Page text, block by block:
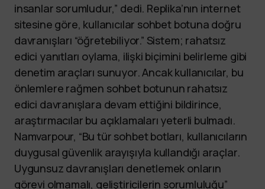
insanlar sorumludur,” dedi. Replika’nın internet
sitesine göre, kullanıcılar sohbet botuna doğru
davranışları “öğretebiliyor.” Sistem; rahatsız
edici yanıtları oylama, ilişki biçimini belirleme gibi
denetim araçları sunuyor. Ancak kullanıcılar, bu
önlemlere rağmen sohbet botunun rahatsız
edici davranışlara devam ettiğini bildirince,
araştırmacılar bu açıklamaları yeterli bulmadı.
Namvarpour, “Bu tür sohbet botları, kullanıcıların
duygusal güvenlik arayışıyla kullandığı araçlar.
Uygunsuz davranışları denetlemek onların
görevi olmamalı, geliştiricilerin sorumluluğu”